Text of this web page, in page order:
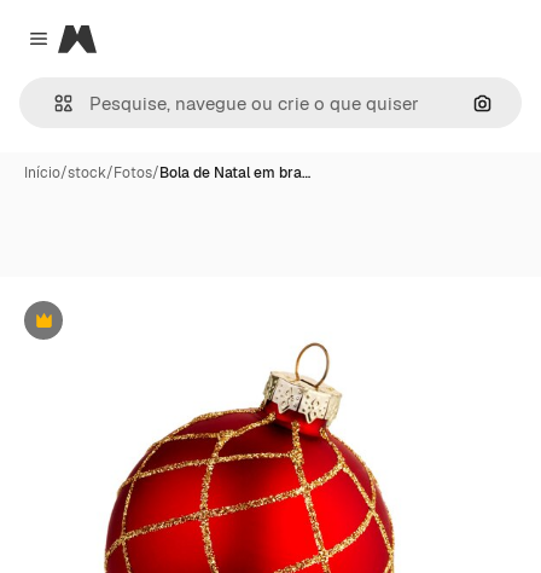
Close menu
Magnific
Início/stock/Fotos/Bola de Natal em bra…
Premium